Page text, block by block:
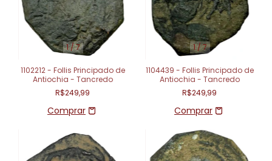
1/7
1102212 - Follis Principado de
Antiochia - Tancredo
R$249,99
1/7
1104439 - Follis Principado de
Antiochia - Tancredo
R$249,99